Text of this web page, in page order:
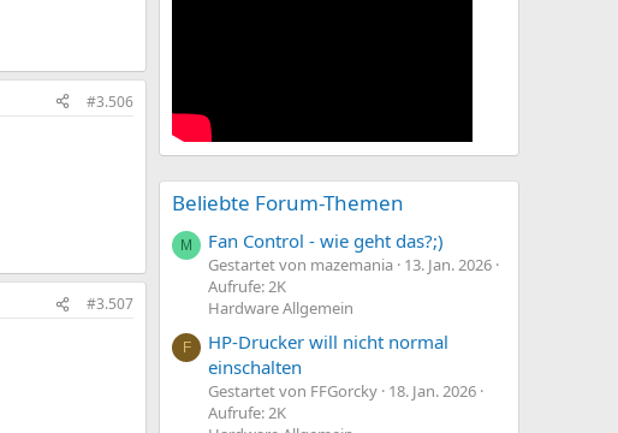
#3.506
#3.507
Beliebte Forum-Themen
M Fan Control - wie geht das?;)
Gestartet von mazemania 13. Jan. 2026
Aufrufe: 2K
Hardware Allgemein
F
HP-Drucker will nicht normal
einschalten
Gestartet von FFGorcky 18. Jan. 2026
Aufrufe: 2K